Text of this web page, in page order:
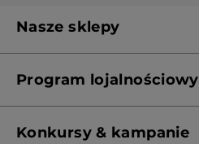
Nasze sklepy
Franczyza
Program lojalnościowy
Konkursy & kampanie